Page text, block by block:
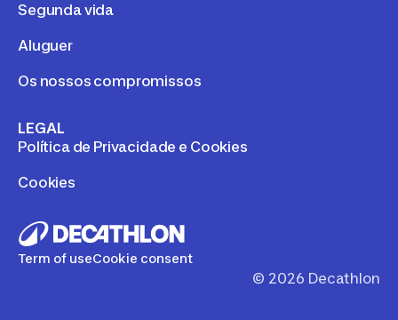
Segunda vida
Aluguer
Os nossos compromissos
LEGAL
Política de Privacidade e Cookies
Cookies
Term of useCookie consent
© 2026 Decathlon